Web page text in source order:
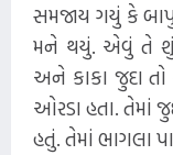
સમજાય ગયું કે
મને થયું. એવું તે શું
અને કાકા જુદા
ઓરડા હતા. તેમાં
હતું. તેમાં ભાગલા